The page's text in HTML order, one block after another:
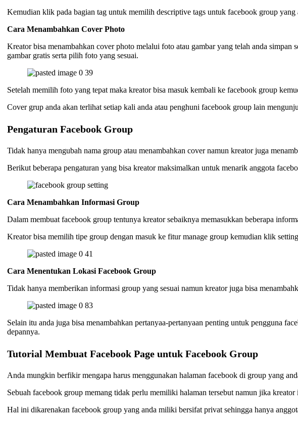
Kemudian klik pada bagian tag untuk memilih descriptive tags untuk facebook group yang
Cara Menambahkan Cover Photo
Kreator bisa menambahkan cover photo melalui foto atau gambar yang telah anda
gambar gratis serta pilih foto yang sesuai.
Setelah memilih foto yang tepat maka kreator bisa masuk kembali ke facebook group
Cover grup anda akan terlihat setiap kali anda atau penghuni facebook group lain
Pengaturan Facebook Group
Tidak hanya mengubah nama group atau menambahkan cover namun kreator juga
Berikut beberapa pengaturan yang bisa kreator maksimalkan untuk menarik anggota
Cara Menambahkan Informasi Group
Dalam membuat facebook group tentunya kreator sebaiknya memasukkan beberapa
Kreator bisa memilih tipe group dengan masuk ke fitur manage group kemudian klik
Cara Menentukan Lokasi Facebook Group
Tidak hanya memberikan informasi group yang sesuai namun kreator juga bisa
Selain itu anda juga bisa menambahkan pertanyaa-pertanyaan penting untuk pengguna
depannya.
Tutorial Membuat Facebook Page untuk Facebook Group
Anda mungkin berfikir mengapa harus menggunakan halaman facebook di group yang
Sebuah facebook group memang tidak perlu memiliki halaman tersebut namun jika
Hal ini dikarenakan facebook group yang anda miliki bersifat privat sehingga hanya